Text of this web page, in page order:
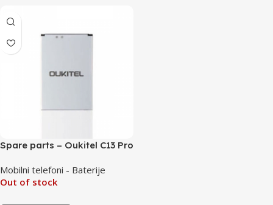
Spare parts – Oukitel C13 Pro
Mobilni telefoni - Baterije
Out of stock